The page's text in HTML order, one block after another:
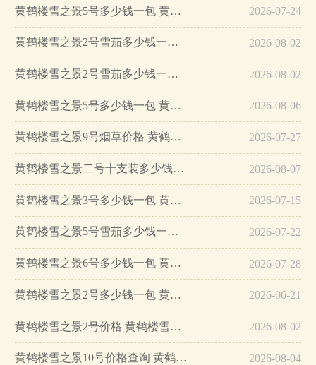
黄鹤楼雪之景5号多少钱一包 黄鹤楼雪之景5号价格一览… 2026-07-24
黄鹤楼雪之景2号雪茄多少钱一盒 黄鹤楼雪之景2号怎么抽… 2026-08-02
黄鹤楼雪之景2号雪茄多少钱一盒 黄鹤楼雪之景2号怎么样… 2026-08-02
黄鹤楼雪之景5号多少钱一包 黄鹤楼雪之景5号10支价格… 2026-08-06
黄鹤楼雪之景9号烟草价格 黄鹤楼雪茄烟雪之景9号价格… 2026-07-27
黄鹤楼雪之景二号十支装多少钱一盒 黄鹤楼雪之景2号10支价格… 2026-08-07
黄鹤楼雪之景3号多少钱一包 黄鹤楼雪之景3号价格2025… 2026-07-15
黄鹤楼雪之景5号雪茄多少钱一包 黄鹤楼雪之景5号10支价格… 2026-07-22
黄鹤楼雪之景6号多少钱一包 黄鹤楼雪之景6号怎么样… 2026-07-28
黄鹤楼雪之景2号多少钱一包 黄鹤楼雪之景2号好抽吗… 2026-06-21
黄鹤楼雪之景2号价格 黄鹤楼雪之景2号雪茄多少钱一盒… 2026-08-02
黄鹤楼雪之景10号价格查询 黄鹤楼雪之景10号价格表一览… 2026-08-04